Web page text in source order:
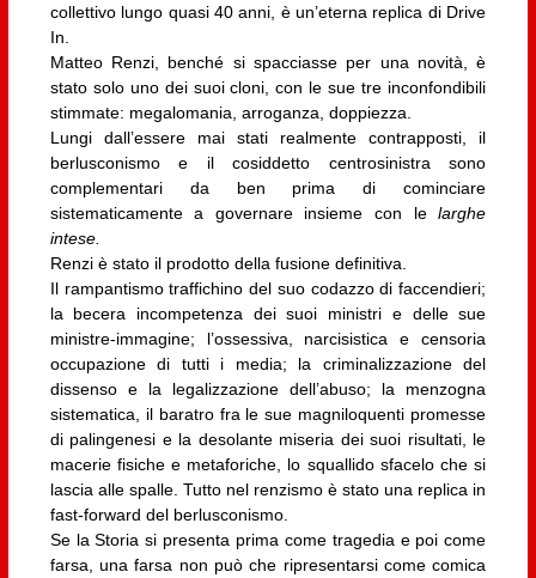
collettivo lungo quasi 40 anni, è un’eterna replica di Drive
In.
Matteo Renzi, benché si spacciasse per una novità, è
stato solo uno dei suoi cloni, con le sue tre inconfondibili
stimmate: megalomania, arroganza, doppiezza.
Lungi dall’essere mai stati realmente contrapposti, il
berlusconismo e il cosiddetto centrosinistra sono
complementari da ben prima di cominciare
sistematicamente a governare insieme con lelarghe
intese.
Renzi è stato il prodotto della fusione definitiva.
Il rampantismo traffichino del suo codazzo di faccendieri;
la becera incompetenza dei suoi ministri e delle sue
ministre-immagine; l’ossessiva, narcisistica e censoria
occupazione di tutti i media; la criminalizzazione del
dissenso e la legalizzazione dell’abuso; la menzogna
sistematica, il baratro fra le sue magniloquenti promesse
di palingenesi e la desolante miseria dei suoi risultati, le
macerie fisiche e metaforiche, lo squallido sfacelo che si
lascia alle spalle. Tutto nel renzismo è stato una replica in
fast-forward del berlusconismo.
Se la Storia si presenta prima come tragedia e poi come
farsa, una farsa non può che ripresentarsi come comica